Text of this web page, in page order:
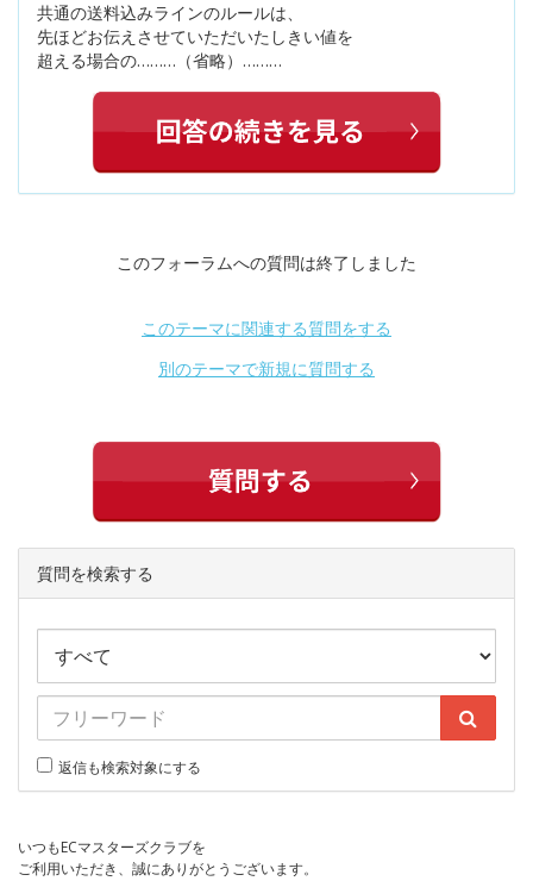
共通の送料込みラインのルールは、
先ほどお伝えさせていただいたしきい値を
超える場合の………（省略）………
このフォーラムへの質問は終了しました
このテーマに関連する質問をする
別のテーマで新規に質問する
質問を検索する
返信も検索対象にする
いつもECマスターズクラブを
ご利用いただき、誠にありがとうございます。